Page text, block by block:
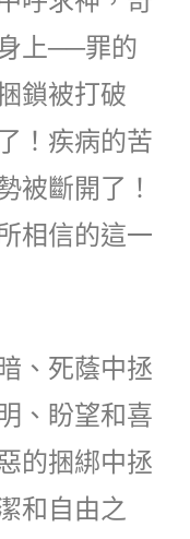
上──罪的
鎖被打破
！疾病的苦
被斷開了！
相信的這一
、死蔭中拯
、盼望和喜
的捆綁中拯
和自由之